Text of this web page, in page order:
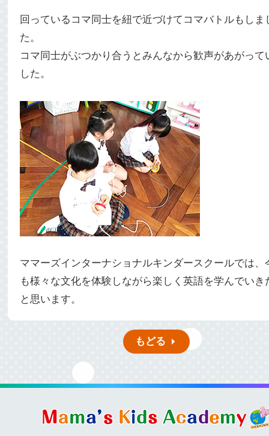
回っているコマ同士を紐で近づけてコマバトルもしま
た。
コマ同士がぶつかり合うとみんなから歓声があがって
した。
ママーズインターナショナルキンダースクールでは、
も様々な文化を体験しながら楽しく英語を学んでいき
と思います。
もどる